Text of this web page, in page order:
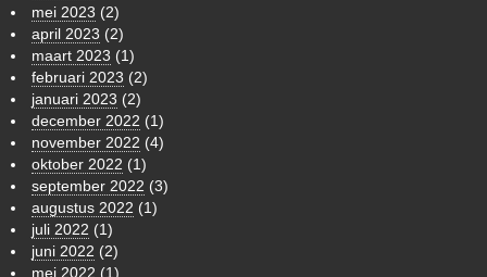
mei 2023 (2)
april 2023 (2)
maart 2023 (1)
februari 2023 (2)
januari 2023 (2)
december 2022 (1)
november 2022 (4)
oktober 2022 (1)
september 2022 (3)
augustus 2022 (1)
juli 2022 (1)
juni 2022 (2)
mei 2022 (1)